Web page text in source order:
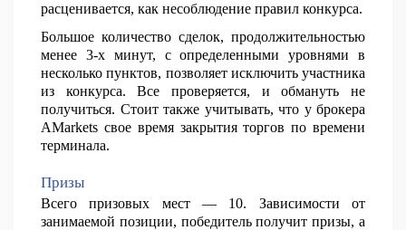
расценивается, как несоблюдение правил конкурса.
Большое количество сделок, продолжительностью
менее 3-х минут, с определенными уровнями в
несколько пунктов, позволяет исключить участника
из конкурса. Все проверяется, и обмануть не
получиться. Стоит также учитывать, что у брокера
AMarkets свое время закрытия торгов по времени
терминала.
Призы
Всего призовых мест — 10. Зависимости от
занимаемой позиции, победитель получит призы, а